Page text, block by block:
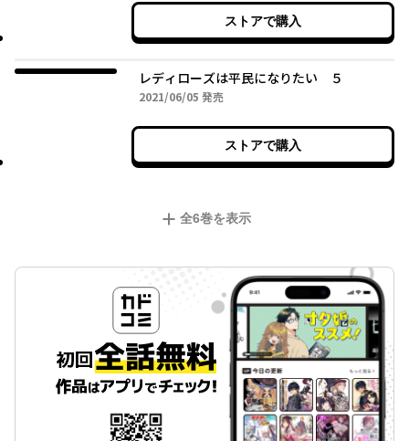
ストアで購入
レディローズは平民になりたい ５
2021/06/05 2021年06月05日
発売
ストアで購入
全6巻を表示